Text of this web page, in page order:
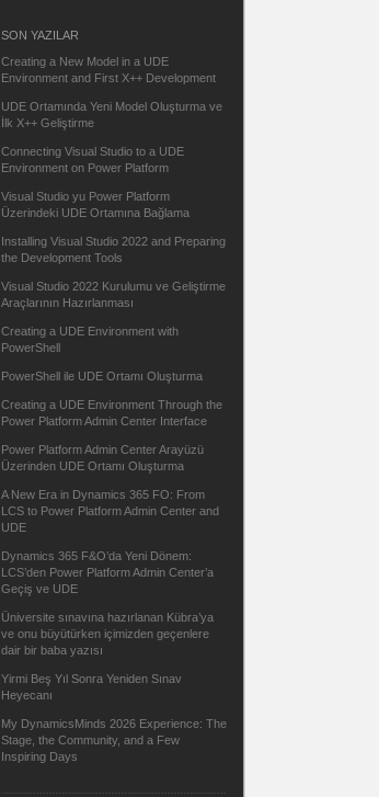
SON YAZILAR
Creating a New Model in a UDE
Environment and First X++ Development
UDE Ortamında Yeni Model Oluşturma ve
İlk X++ Geliştirme
Connecting Visual Studio to a UDE
Environment on Power Platform
Visual Studio yu Power Platform
Üzerindeki UDE Ortamına Bağlama
Installing Visual Studio 2022 and Preparing
the Development Tools
Visual Studio 2022 Kurulumu ve Geliştirme
Araçlarının Hazırlanması
Creating a UDE Environment with
PowerShell
PowerShell ile UDE Ortamı Oluşturma
Creating a UDE Environment Through the
Power Platform Admin Center Interface
Power Platform Admin Center Arayüzü
Üzerinden UDE Ortamı Oluşturma
A New Era in Dynamics 365 FO: From
LCS to Power Platform Admin Center and
UDE
Dynamics 365 F&O’da Yeni Dönem:
LCS’den Power Platform Admin Center’a
Geçiş ve UDE
Üniversite sınavına hazırlanan Kübra’ya
ve onu büyütürken içimizden geçenlere
dair bir baba yazısı
Yirmi Beş Yıl Sonra Yeniden Sınav
Heyecanı
My DynamicsMinds 2026 Experience: The
Stage, the Community, and a Few
Inspiring Days